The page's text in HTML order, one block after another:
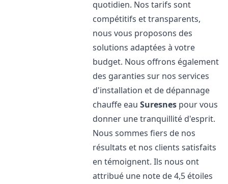
quotidien. Nos tarifs sont
compétitifs et transparents,
nous vous proposons des
solutions adaptées à votre
budget. Nous offrons également
des garanties sur nos services
d'installation et de dépannage
chauffe eauSuresnes pour vous
donner une tranquillité d'esprit.
Nous sommes fiers de nos
résultats et nos clients satisfaits
en témoignent. Ils nous ont
attribué une note de 4,5 étoiles